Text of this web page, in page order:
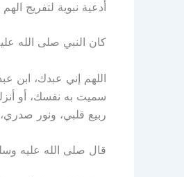
أدعية نبوية لتفريج
كان النبي صلى الله
اللهم إني عبدك،
سميت به نفسك، أو
ربيع قلبي، ونور
قال صلى الله عليه